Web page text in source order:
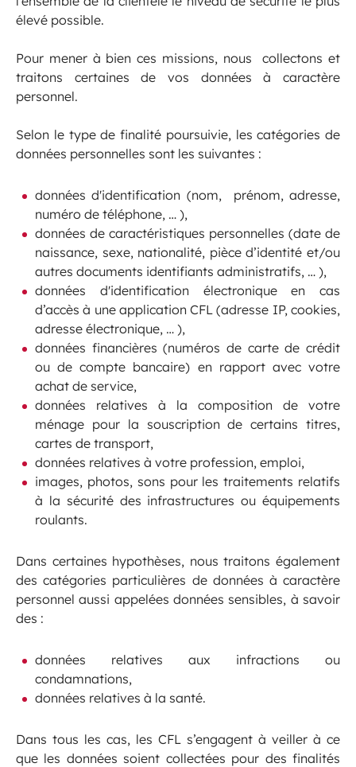
élevé possible.
Pour mener à bien ces missions, nous collectons et
traitons certaines de vos données à caractère
personnel.
Selon le type de finalité poursuivie, les catégories de
données personnelles sont les suivantes :
données d'identification (nom, prénom, adresse,
numéro de téléphone, … ),
données de caractéristiques personnelles (date de
naissance, sexe, nationalité, pièce d’identité et/ou
autres documents identifiants administratifs, … ),
données d'identification électronique en cas
d’accès à une application CFL (adresse IP, cookies,
adresse électronique, … ),
données financières (numéros de carte de crédit
ou de compte bancaire) en rapport avec votre
achat de service,
données relatives à la composition de votre
ménage pour la souscription de certains titres,
cartes de transport,
données relatives à votre profession, emploi,
images, photos, sons pour les traitements relatifs
à la sécurité des infrastructures ou équipements
roulants.
Dans certaines hypothèses, nous traitons également
des catégories particulières de données à caractère
personnel aussi appelées données sensibles, à savoir
des :
données relatives aux infractions ou
condamnations,
données relatives à la santé.
Dans tous les cas, les CFL s’engagent à veiller à ce
que les données soient collectées pour des finalités